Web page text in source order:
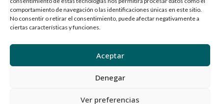
comportamiento de navegación o las identificaciones únicas en este sitio.
No consentir o retirar el consentimiento, puede afectar negativamente a
ciertas características y funciones.
Aceptar
Denegar
Ver preferencias
91 798 71 15
info@ellabrador.es